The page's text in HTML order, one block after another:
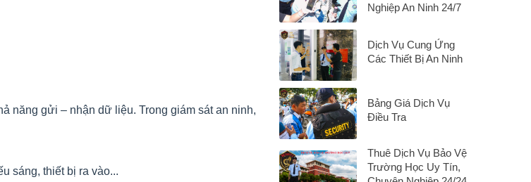
năng gửi – nhận dữ liệu. Trong giám sát an ninh,
sáng, thiết bị ra vào...
Nghiệp An Ninh 24/7
Dịch Vụ Cung Ứng
Các Thiết Bị An Ninh
Bảng Giá Dịch Vụ
Điều Tra
Thuê Dịch Vụ Bảo Vệ
Trường Học Uy Tín,